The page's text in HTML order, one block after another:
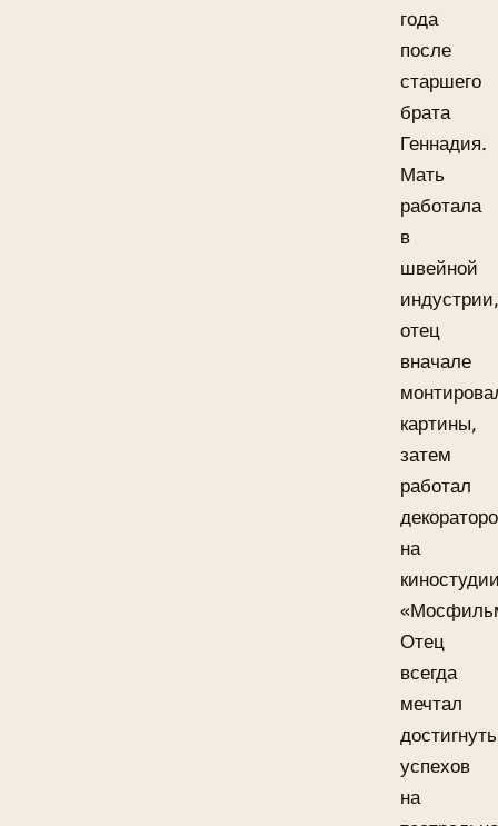
года
после
старшего
брата
Геннадия.
Мать
работала
в
швейной
индустрии,
отец
вначале
картины,
затем
работал
на
Отец
всегда
мечтал
достигнуть
успехов
на